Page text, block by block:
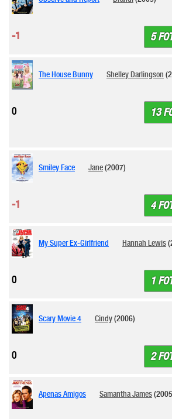
5
-1
The House Bunny Shelley Darlingson
13
0
Smiley Face Jane(2007)
4
-1
My Super Ex-Girlfriend Hannah Lewis
1
0
Scary Movie 4 Cindy(2006)
2
0
Apenas Amigos Samantha James